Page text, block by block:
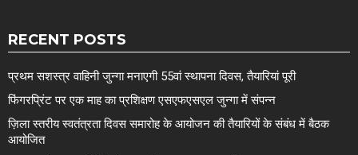
RECENT POSTS
प्रथम सशस्त्र वाहिनी जुन्गा मनाएगी 55वां स्थापना दिवस, तैयारियां पूरी
फिंगरप्रिंट पर एक माह का प्रशिक्षण एसएफएसएल जुन्गा में संपन्न
ज़िला स्तरीय स्वतंत्रता दिवस समारोह के आयोजन की तैयारियों के संबंध में बैठक
आयोजित